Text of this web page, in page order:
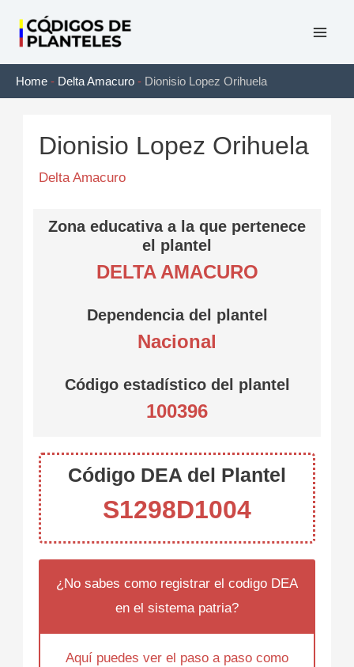
contenido
Home - Delta Amacuro - Dionisio Lopez Orihuela
Dionisio Lopez Orihuela
Delta Amacuro
Zona educativa a la que pertenece
el plantel
DELTA AMACURO
Dependencia del plantel
Nacional
Código estadístico del plantel
100396
Código DEA del Plantel
S1298D1004
¿No sabes como registrar el codigo DEA
en el sistema patria?
Aquí puedes ver el paso a paso como